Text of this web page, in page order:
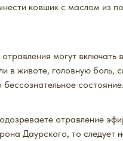
ковшик с маслом из
могут включать
в животе, головную боль,
состояние.
отравление
Даурского, то следует